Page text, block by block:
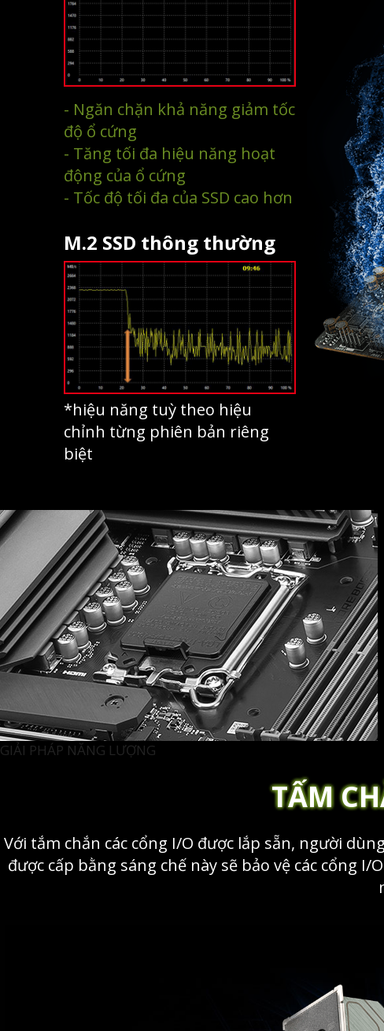
- Ngăn chặn khả năng giảm tốc
độ ổ cứng
- Tăng tối đa hiệu năng hoạt
động của ổ cứng
- Tốc độ tối đa của SSD cao hơn
M.2 SSD thông thường
*hiệu năng tuỳ theo hiệu
chỉnh từng phiên bản riêng
biệt
GIẢI PHÁP NĂNG LƯỢNG
TẤM
Với tắm chắn các cổng I/O được lắp sẵn, người
được cấp bằng sáng chế này sẽ bảo vệ các cổng